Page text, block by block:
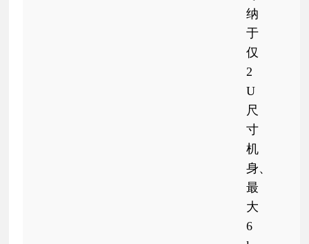
纳
于
仅
2
U
尺
寸
机
身、
最
大
6